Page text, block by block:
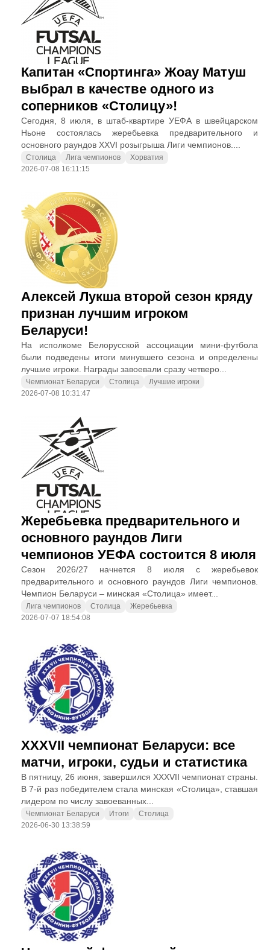
Капитан «Спортинга» Жоау Матуш
выбрал в качестве одного из
соперников «Столицу»!
Сегодня, 8 июля, в штаб-квартире УЕФА в швейцарском
Ньоне состоялась жеребьевка предварительного и
основного раундов XXVI розыгрыша Лиги чемпионов....
Столица Лига чемпионов
Хорватия
2026-07-08 16:11:15
Алексей Лукша второй сезон кряду
признан лучшим игроком
Беларуси!
На исполкоме Белорусской ассоциации мини-футбола
были подведены итоги минувшего сезона и определены
лучшие игроки. Награды завоевали сразу четверо...
Чемпионат Беларуси Столица
Лучшие игроки
2026-07-08 10:31:47
Жеребьевка предварительного и
основного раундов Лиги
чемпионов УЕФА состоится 8 июля
Сезон 2026/27 начнется 8 июля с жеребьевок
предварительного и основного раундов Лиги чемпионов.
Чемпион Беларуси – минская «Столица» имеет...
Лига чемпионов Столица
Жеребьевка
2026-07-07 18:54:08
XXXVII чемпионат Беларуси: все
матчи, игроки, судьи и статистика
В пятницу, 26 июня, завершился XXXVII чемпионат страны.
В 7-й раз победителем стала минская «Столица», ставшая
лидером по числу завоеванных...
Чемпионат Беларуси Итоги
Столица
2026-06-30 13:38:59